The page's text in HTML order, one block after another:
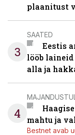
plaanitust
3
SAATED
Eestis
lööb laineid
alla ja
4
mahtu ja
Bestnet avab